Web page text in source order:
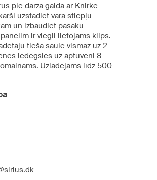
pie dārza galda ar Knirke
uzstādiet vara stiepļu
un izbaudiet pasaku
ir viegli lietojams klips.
tiešā saulē vismaz uz 2
iedegsies uz aptuveni 8
Uzlādējams līdz 500